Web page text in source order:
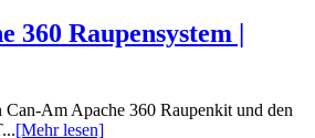
360 Raupensystem |
Am Apache 360 Raupenkit und den
[Mehr lesen]